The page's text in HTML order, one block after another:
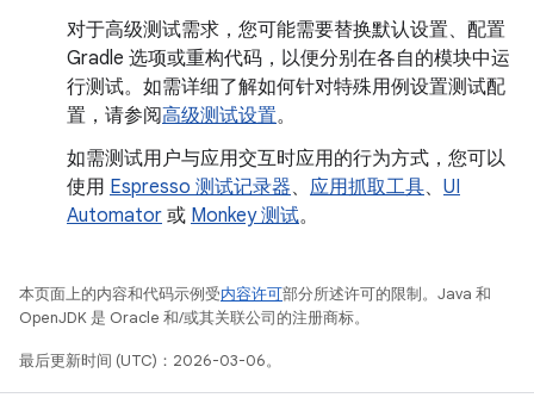
对于高级测试需求，您可能需要替换默认设置、配置
Gradle 选项或重构代码，以便分别在各自的模块中运
行测试。如需详细了解如何针对特殊用例设置测试配
置，请参阅高级测试设置。
如需测试用户与应用交互时应用的行为方式，您可以
使用 Espresso 测试记录器、 应用抓取工具、 UI
Automator 或 Monkey 测试。
本页面上的内容和代码示例受内容许可部分所述许可的限制。Java 和
OpenJDK 是 Oracle 和/或其关联公司的注册商标。
最后更新时间 (UTC)：2026-03-06。